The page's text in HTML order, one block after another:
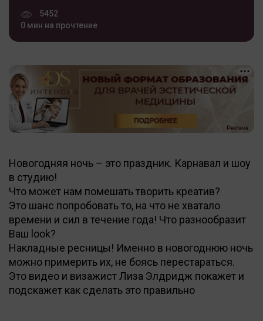
5452
0 мин на прочтение
Новогодняя ночь – это праздник. Карнавал и шоу
в студию!
Что может нам помешать творить креатив?
Это шанс попробовать то, на что не хватало
времени и сил в течение года! Что разнообразит
Ваш look?
Накладные ресницы! Именно в новогоднюю ночь
можно примерить их, не боясь перестараться.
Это видео и визажист Лиза Элдридж покажет и
подскажет как сделать это правильно